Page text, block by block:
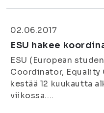
02.06.2017
ESU hakee
ESU (European
Coordinator, Equality
kestää 12 kuukautta
viikossa....